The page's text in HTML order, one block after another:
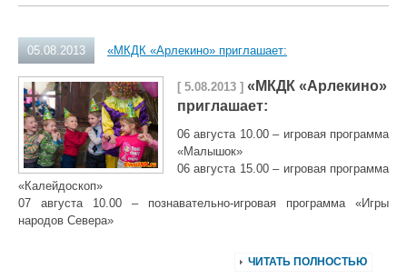
05.08.2013 «МКДК «Арлекино» приглашает:
[ 5.08.2013 ] «МКДК «Арлекино»
приглашает:
06 августа 10.00 – игровая программа
«Малышок»
06 августа 15.00 – игровая программа
«Калейдоскоп»
07 августа 10.00 – познавательно-игровая программа «Игры
народов Севера»
ЧИТАТЬ ПОЛНОСТЬЮ